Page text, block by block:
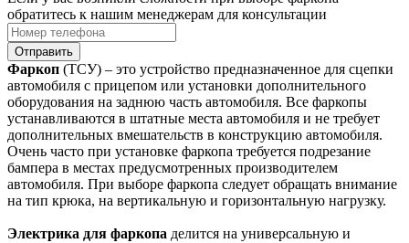
обратитесь к нашим менеджерам для консультации
Отправить
Фаркоп (ТСУ) – это устройство предназначенное для сцепки
автомобиля с прицепом или установки дополнительного
оборудования на заднюю часть автомобиля. Все фаркопы
устанавливаются в штатные места автомобиля и не требует
дополнительных вмешательств в конструкцию автомобиля.
Очень часто при установке фаркопа требуется подрезание
бампера в местах предусмотренных производителем
автомобиля. При выборе фаркопа следует обращать внимание
на тип крюка, на вертикальную и горизонтальную нагрузку.
Электрика для фаркопа делится на универсальную и